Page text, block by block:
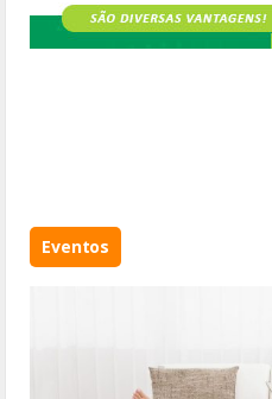
Eventos